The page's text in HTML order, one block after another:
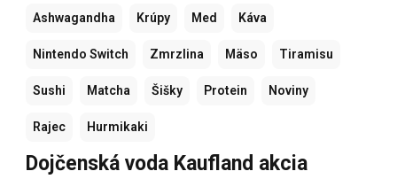
Ashwagandha Krúpy Med Káva
Nintendo Switch Zmrzlina Mäso Tiramisu
Sushi Matcha Šišky Protein Noviny
Rajec Hurmikaki
Dojčenská voda Kaufland akcia